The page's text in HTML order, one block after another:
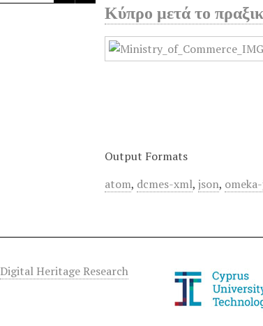
Κύπρο μετά το
Output Formats
atom, dcmes-xml,json,
Digital Heritage Research